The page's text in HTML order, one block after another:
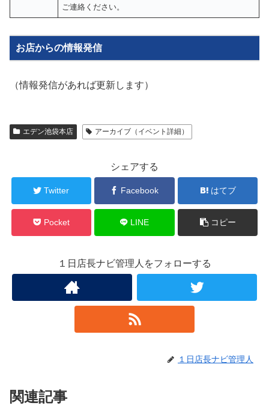
ご連絡ください。
お店からの情報発信
（情報発信があれば更新します）
エデン池袋本店 アーカイブ（イベント詳細）
シェアする
Twitter Facebook はてブ
Pocket LINE コピー
１日店長ナビ管理人をフォローする
１日店長ナビ管理人
関連記事